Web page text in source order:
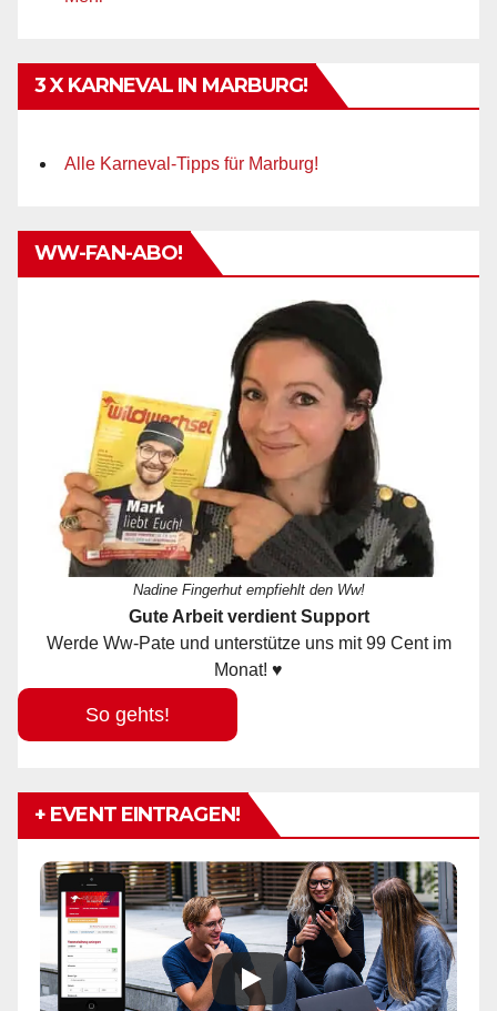
3 X KARNEVAL IN MARBURG!
Alle Karneval-Tipps für Marburg!
WW-FAN-ABO!
Nadine Fingerhut empfiehlt den Ww!
Gute Arbeit verdient Support
Werde Ww-Pate und unterstütze uns mit 99 Cent im
Monat! ♥
So gehts!
+ EVENT EINTRAGEN!